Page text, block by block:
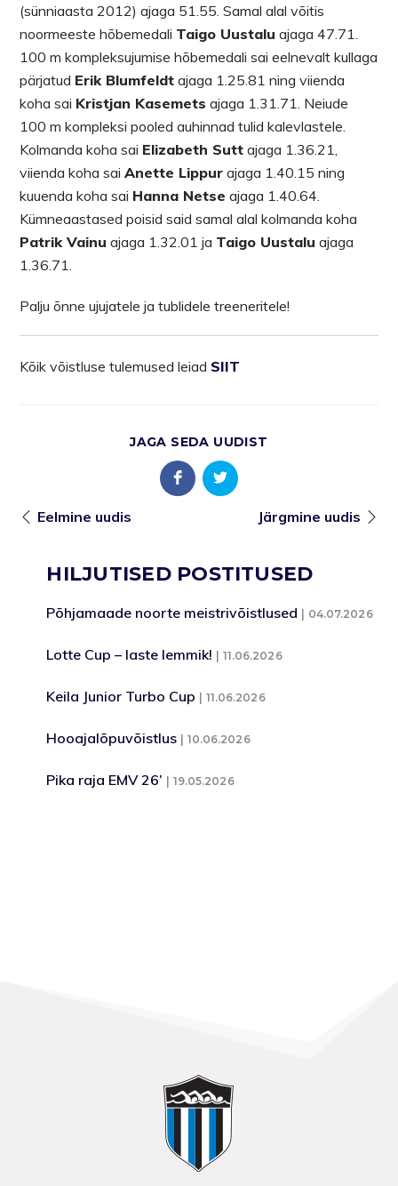
(sünniaasta 2012) ajaga 51.55. Samal alal võitis
noormeeste hõbemedali Taigo Uustalu ajaga 47.71.
100 m kompleksujumise hõbemedali sai eelnevalt kullaga
pärjatud Erik Blumfeldt ajaga 1.25.81 ning viienda
koha sai Kristjan Kasemets ajaga 1.31.71. Neiude
100 m kompleksi pooled auhinnad tulid kalevlastele.
Kolmanda koha sai Elizabeth Sutt ajaga 1.36.21,
viienda koha saiAnette Lippur ajaga 1.40.15 ning
kuuenda koha sai Hanna Netse ajaga 1.40.64.
Kümneaastased poisid said samal alal kolmanda koha
Patrik Vainu ajaga 1.32.01 ja Taigo Uustalu ajaga
1.36.71.
Palju õnne ujujatele ja tublidele treeneritele!
Kõik võistluse tulemused leiad SIIT
JAGA SEDA UUDIST
Eelmine uudis Järgmine uudis
HILJUTISED POSTITUSED
Põhjamaade noorte meistrivõistlused 04.07.2026
Lotte Cup – laste lemmik! 11.06.2026
Keila Junior Turbo Cup 11.06.2026
Hooajalõpuvõistlus 10.06.2026
Pika raja EMV 26’ 19.05.2026